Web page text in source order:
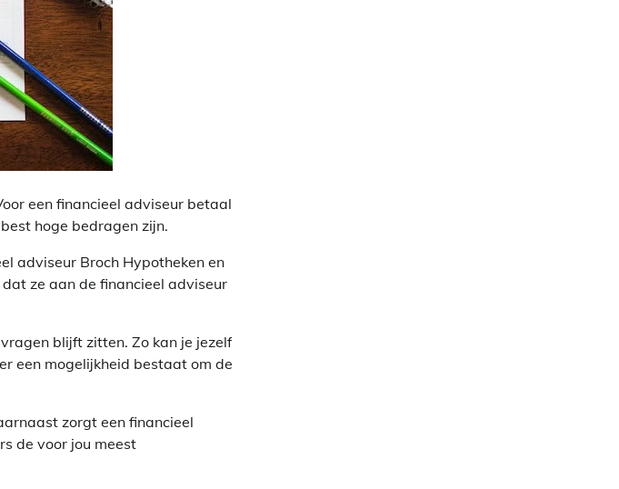
een financieel adviseur betaal
hoge bedragen zijn.
adviseur Broch Hypotheken en
ze aan de financieel adviseur
blijft zitten. Zo kan je jezelf
een mogelijkheid bestaat om de
zorgt een financieel
de voor jou meest